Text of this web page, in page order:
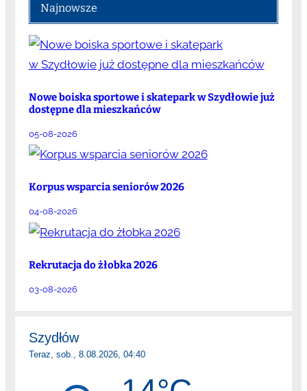
Najnowsze
Nowe boiska sportowe i skatepark w Szydłowie już
dostępne dla mieszkańców
05-08-2026
Korpus wsparcia seniorów 2026
04-08-2026
Rekrutacja do żłobka 2026
03-08-2026